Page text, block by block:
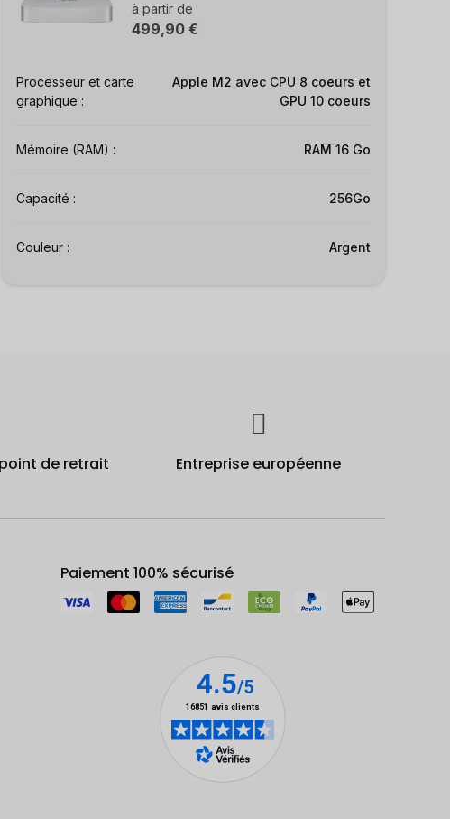
à partir de
499,90 €
Processeur et carte
graphique :
Apple M2 avec CPU 8 coeurs et
GPU 10 coeurs
Mémoire (RAM) : RAM 16 Go
Capacité : 256Go
Couleur : Argent
de retrait Entreprise européenne
Paiement 100% sécurisé